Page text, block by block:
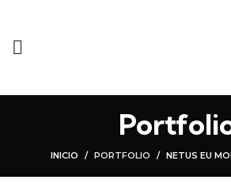
INICIO PORTFOLIO NETUS EU